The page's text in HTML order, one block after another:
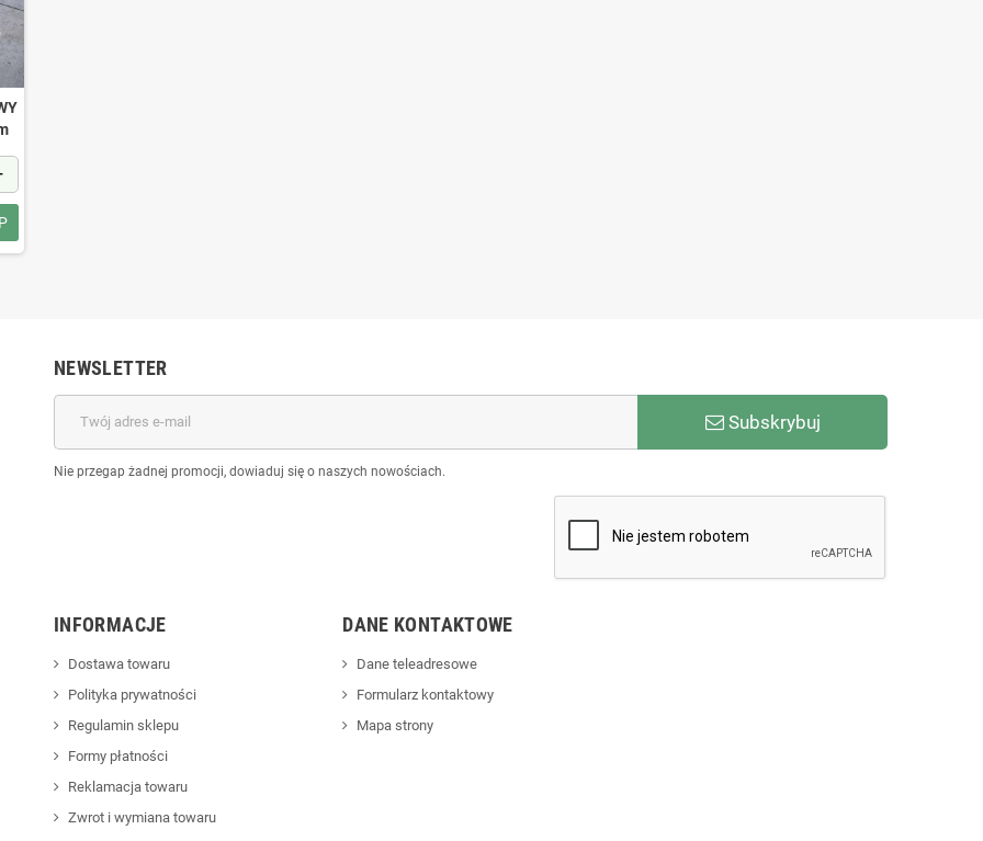
NEWSLETTER
Subskrybuj
Nie przegap żadnej promocji, dowiaduj się o naszych nowościach.
INFORMACJE
Dostawa towaru
Polityka prywatności
Regulamin sklepu
Formy płatności
Reklamacja towaru
Zwrot i wymiana towaru
DANE KONTAKTOWE
Dane teleadresowe
Formularz kontaktowy
Mapa strony